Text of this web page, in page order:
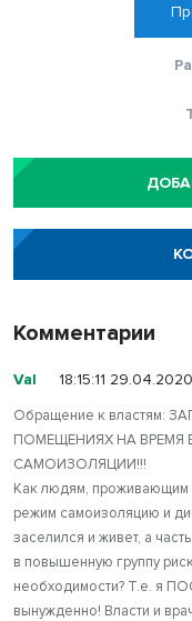
Комментарии
Val 18:15:11 29.04.2020
Обращение к властям:
ПОМЕЩЕНИЯХ НА
САМОИЗОЛЯЦИИ!!!
Как людям, проживающим
режим самоизоляцию и
заселился и живет, а
в повышенную группу
необходимости? Т.е. я
вынужденно! Власти и